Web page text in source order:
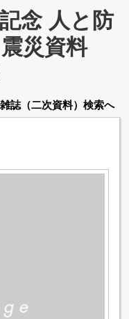
念 人と防
災資料
誌（二次資料） 検索へ